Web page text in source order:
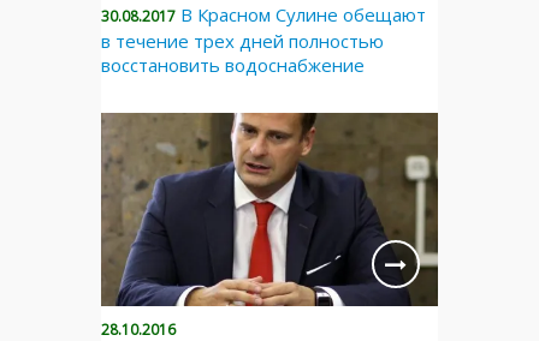
30.08.2017 В Красном Сулине обещают
в течение трех дней полностью
восстановить водоснабжение
28.10.2016